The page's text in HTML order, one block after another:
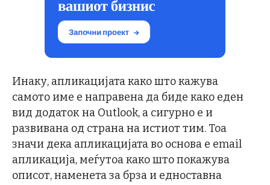
Инаку, апликацијата како што кажува
самото име е направена да биде како еден
вид додаток на Outlook, а сигурно е и
развивана од страна на истиот тим. Тоа
значи дека апликацијата во основа е email
апликација, меѓутоа како што покажува
описот, наменета за брза и едноставна